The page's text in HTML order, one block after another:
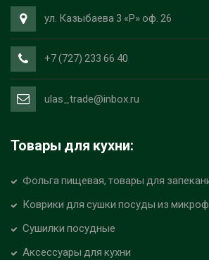
ул. Казыбаева 3 «Р» оф. 26
+7 (727) 233 66 40
ulas_trade@inbox.ru
Товары для кухни:
Фольга пищевая, товары для
Коврики для сушки посуды из
Сушилки посудные
Аксессуары для кухни